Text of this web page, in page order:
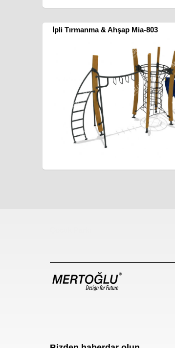
İpli Tırmanma & Ahşap Mia-803